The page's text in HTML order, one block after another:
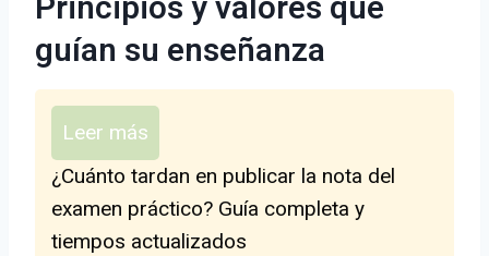
guían su enseñanza
Leer más
¿Cuánto tardan en publicar la nota del
examen práctico? Guía completa y
tiempos actualizados